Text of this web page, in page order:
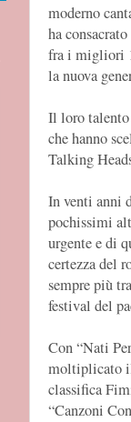
moderno
ha
fra i migliori
la nuova
Il loro
che hanno
Talking
In venti anni
pochissimi
urgente e di
certezza del
sempre più
festival del
Con “Nati
moltiplicato
classifica
“Canzoni